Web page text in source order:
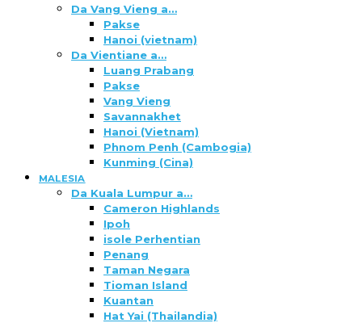
Da Vang Vieng a…
Pakse
Hanoi (vietnam)
Da Vientiane a…
Luang Prabang
Pakse
Vang Vieng
Savannakhet
Hanoi (Vietnam)
Phnom Penh (Cambogia)
Kunming (Cina)
MALESIA
Da Kuala Lumpur a…
Cameron Highlands
Ipoh
isole Perhentian
Penang
Taman Negara
Tioman Island
Kuantan
Hat Yai (Thailandia)